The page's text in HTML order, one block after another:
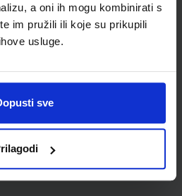
a oni ih mogu kombinirati s
im pružili ili koje su prikupili
usluge.
sve
€